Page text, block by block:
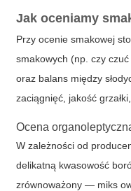
Jak oceniamy
Przy ocenie smakowej
smakowych (np. czy
oraz balans między
zaciągnięć, jakość
Ocena
W zależności od
delikatną kwasowość
zrównoważony — miks